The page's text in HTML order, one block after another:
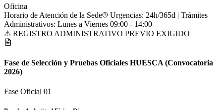
Teléfono Directo de la Oficina
Oficina
Horario de Atención de la Sede
Urgencias: 24h/365d | Trámites
Administrativos: Lunes a Viernes 09:00 - 14:00
⚠ REGISTRO ADMINISTRATIVO PREVIO EXIGIDO
Fase de Selección y Pruebas Oficiales
(Convocatoria
2026)
Fase Oficial 01